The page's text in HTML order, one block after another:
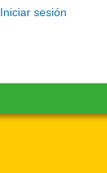
Iniciar sesión